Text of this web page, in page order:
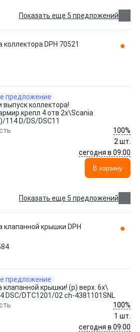
Показать еще 5 предложений
коллектора DPH 70521
предложение
выпуск коллектора!
4 отв 2x\Scania
114 D/DS/DSC11
100%
2 шт.
сегодня в 09:00
В корзину
Показать еще 5 предложений
клапанной крышки DPH
предложение
клапанной крышки! (р) верх. 6x\
DSC/DTC1201/02 ch-4381101SNL
100%
1 шт.
сегодня в 09:00